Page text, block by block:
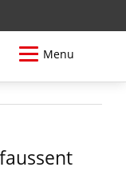
Menu